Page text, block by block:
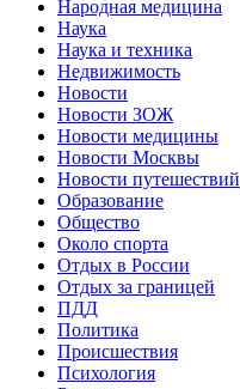
Народная медицина
Наука
Наука и техника
Недвижимость
Новости
Новости ЗОЖ
Новости медицины
Новости Москвы
Новости путешествий
Образование
Общество
Около спорта
Отдых в России
Отдых за границей
ПДД
Политика
Происшествия
Психология